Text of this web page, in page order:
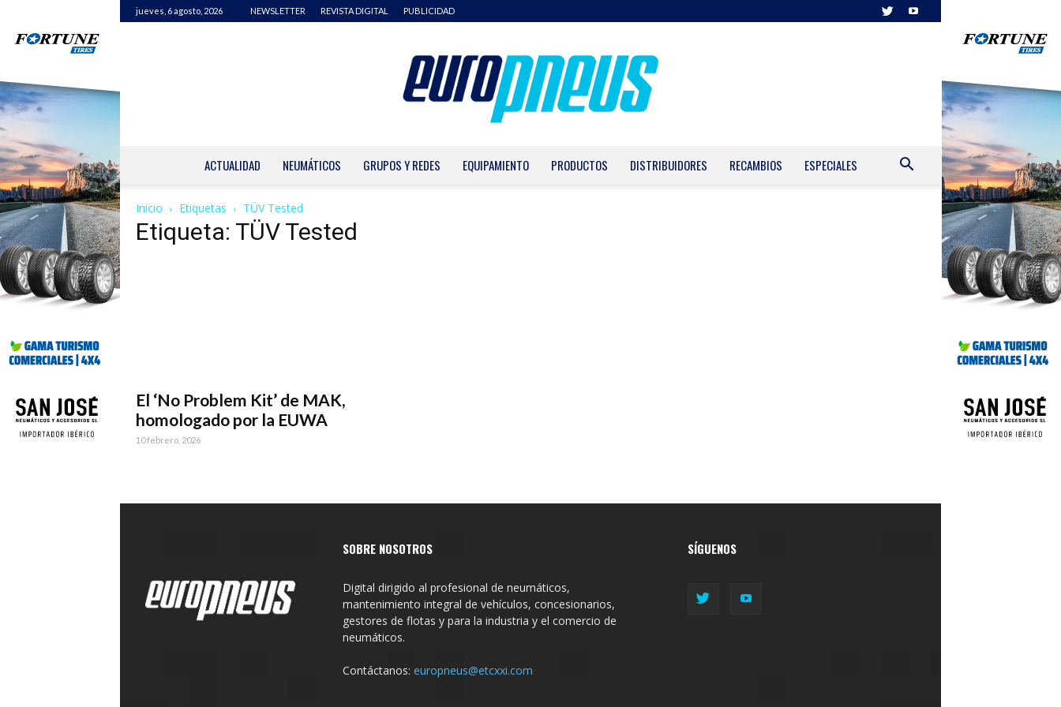
jueves, 6 agosto, 2026 NEWSLETTER REVISTA DIGITAL PUBLICIDAD
ACTUALIDAD NEUMÁTICOS GRUPOS Y REDES EQUIPAMIENTO PRODUCTOS DISTRIBUIDORES RECAMBIOS ESPECIALES
Inicio Etiquetas TÜV Tested
Etiqueta: TÜV Tested
El ‘No Problem Kit’ de MAK,
homologado por la EUWA
10 febrero, 2026
SOBRE NOSOTROS
Digital dirigido al profesional de neumáticos,
mantenimiento integral de vehículos, concesionarios,
gestores de flotas y para la industria y el comercio de
neumáticos.
Contáctanos: europneus@etcxxi.com
SÍGUENOS